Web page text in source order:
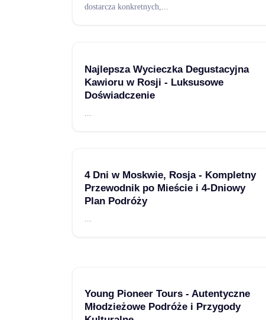
dostarcza konkretnych,...
Najlepsza Wycieczka Degustacyjna
Kawioru w Rosji - Luksusowe
Doświadczenie
4 Dni w Moskwie, Rosja - Kompletny
Przewodnik po Mieście i 4-Dniowy
Plan Podróży
Young Pioneer Tours - Autentyczne
Młodzieżowe Podróże i Przygody